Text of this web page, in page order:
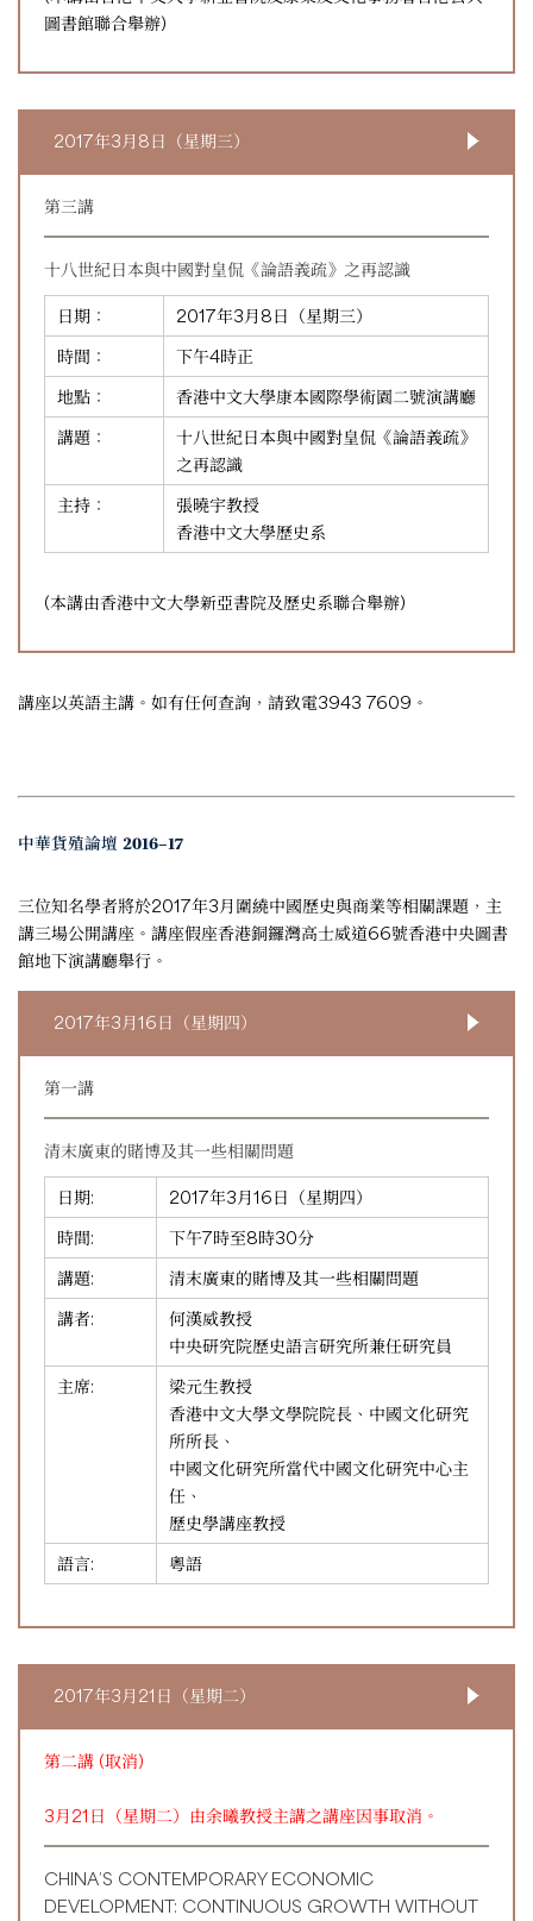
圖書館聯合舉辦)
2017年3月8日（星期三）
第三講
十八世紀日本與中國對皇侃《論語義疏》之再認識
日期：
2017年3月8日（星期三）
時間：
下午4時正
地點：
香港中文大學康本國際學術園二號演講廳
講題：
十八世紀日本與中國對皇侃《論語義疏》
之再認識
主持：
張曉宇教授
香港中文大學歷史系
(本講由香港中文大學新亞書院及歷史系聯合舉辦)
講座以英語主講。如有任何查詢，請致電3943 7609。
中華貨殖論壇 2016–17
三位知名學者將於2017年3月圍繞中國歷史與商業等相關課題，主
講三場公開講座。講座假座香港銅鑼灣高士威道66號香港中央圖書
館地下演講廳舉行。
2017年3月16日（星期四）
第一講
清末廣東的賭博及其一些相關問題
日期:
2017年3月16日（星期四）
時間:
下午7時至8時30分
講題:
清末廣東的賭博及其一些相關問題
講者:
何漢威教授
中央研究院歷史語言研究所兼任研究員
主席:
梁元生教授
香港中文大學文學院院長、中國文化研究
所所長、
中國文化研究所當代中國文化研究中心主
任、
歷史學講座教授
語言:
粵語
2017年3月21日（星期二）
第二講 (取消)
3月21日（星期二）由余曦教授主講之講座因事取消。
CHINA’S CONTEMPORARY ECONOMIC
DEVELOPMENT: CONTINUOUS GROWTH WITHOUT